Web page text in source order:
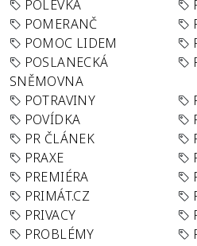
POLÉVKA
POMERANČ
POMOC LIDEM
POSLANECKÁ
SNĚMOVNA
POTRAVINY
POVÍDKA
PR ČLÁNEK
PRAXE
PREMIÉRA
PRIMÁT.CZ
PRIVACY
PROBLÉMY